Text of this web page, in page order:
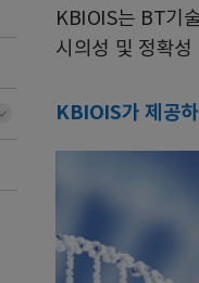
KBIOIS는 BT기
시의성 및 정확
KBIOIS가 제공하